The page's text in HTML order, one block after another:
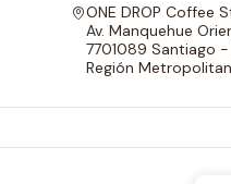
ONE DROP Coffee
Av. Manquehue
7701089 Santiago -
Región